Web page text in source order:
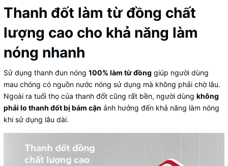
Thanh đốt làm từ đồng chất
lượng cao cho khả năng làm
nóng nhanh
Sử dụng thanh đun nóng 100% làm từ đồng giúp người dùng
mau chóng có nguồn nước nóng sử dụng mà không phải chờ lâu.
Ngoài ra tuổi thọ của thanh đốt cũng rất bền, người dùng không
phải lo thanh đốt bị bám cặn ảnh hưởng đến khả năng làm nóng
khi sử dụng lâu dài.